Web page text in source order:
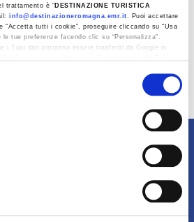
trattamento è “ DESTINAZIONE TURISTICA
info@destinazioneromagna.emr.it. Puoi accettare
“Accetta tutti i cookie”, proseguire cliccando su “Usa
tue preferenze facendo clic su “Personalizza”.
i Tuoi dati potranno essere trasferiti da Google in
October, the adventure park
points and a picnic area.
the various activities require
Destinazione Turistica Romagna